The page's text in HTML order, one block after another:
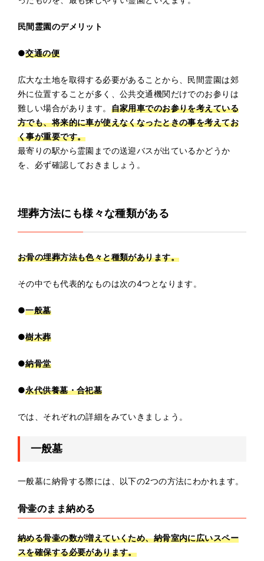
民間霊園のデメリット
●交通の便
広大な土地を取得する必要があることから、民間霊園は郊
外に位置することが多く、公共交通機関だけでのお参りは
難しい場合があります。 自家用車でのお参りを考えている
方でも、将来的に車が使えなくなったときの事を考えてお
く事が重要です。
最寄りの駅から霊園までの送迎バスが出ているかどうか
を、必ず確認しておきましょう。
埋葬方法にも様々な種類がある
お骨の埋葬方法も色々と種類があります。
その中でも代表的なものは次の4つとなります。
●一般墓
●樹木葬
●納骨堂
●永代供養墓・合祀墓
では、それぞれの詳細をみていきましょう。
一般墓
一般墓に納骨する際には、以下の2つの方法にわかれます。
骨壷のまま納める
納める骨壷の数が増えていくため、納骨室内に広いスペー
スを確保する必要があります。